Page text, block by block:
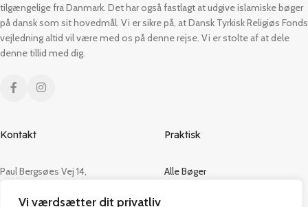
Vi værdsætter dit privatliv
tilgængelige fra Danmark. Det har også fastlagt at udgive islamiske bøger
på dansk som sit hovedmål. Vi er sikre på, at Dansk Tyrkisk Religiøs Fonds
vejledning altid vil være med os på denne rejse. Vi er stolte af at dele
denne tillid med dig.
Kontakt
Paul Bergsøes Vej 14,
CVR: 42813915
Praktisk
Alle Bøger